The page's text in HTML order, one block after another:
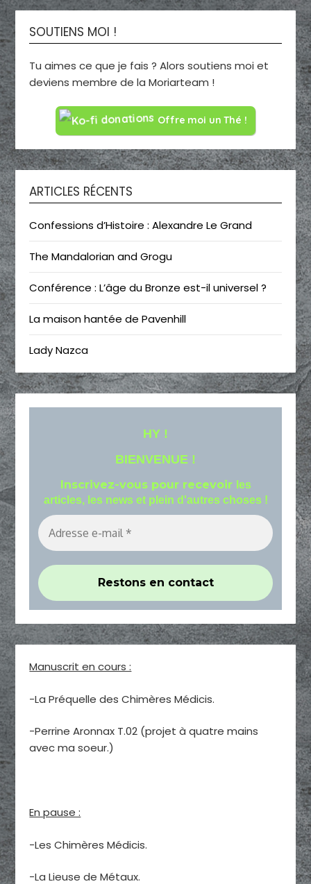
SOUTIENS MOI !
Tu aimes ce que je fais ? Alors soutiens moi et
deviens membre de la Moriarteam !
Offre moi un Thé !
ARTICLES RÉCENTS
Confessions d’Histoire : Alexandre Le Grand
The Mandalorian and Grogu
Conférence : L’âge du Bronze est-il universel ?
La maison hantée de Pavenhill
Lady Nazca
HY !
BIENVENUE !
Inscrivez-vous pour recevoir les
articles, les news et plein d'autres choses !
Manuscrit en cours :
-La Préquelle des Chimères Médicis.
-Perrine Aronnax T.02 (projet à quatre mains
avec ma soeur.)
En pause :
-Les Chimères Médicis.
-La Lieuse de Métaux.